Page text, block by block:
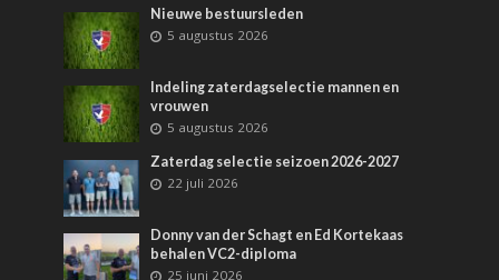
Nieuwe bestuursleden
5 augustus 2026
Indeling zaterdagselectie mannen en
vrouwen
5 augustus 2026
Zaterdag selectie seizoen 2026-2027
22 juli 2026
Donny van der Schagt en Ed Kortekaas
behalen VC2-diploma
25 juni 2026